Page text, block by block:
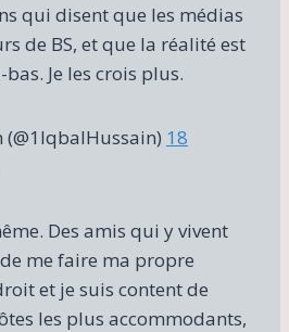
qui disent que les médias
de BS, et que la réalité est
Je les crois plus.
18
Des amis qui y vivent
me faire ma propre
et je suis content de
les plus accommodants,